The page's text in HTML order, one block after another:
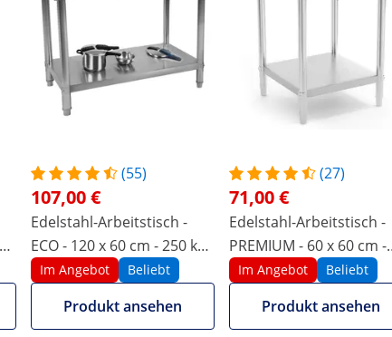
(55)
107,00 €
Edelstahl-Arbeitstisch -
ECO - 120 x 60 cm - 250 kg -
Aufkantung - Royal
Catering
Im Angebot Beliebt
Produkt ansehen
(27)
71,00 €
Edelstahl-Arbeitstisch -
PREMIUM - 60 x 60 cm -
250 kg - Royal Catering
Im Angebot Beliebt
Produkt ansehen